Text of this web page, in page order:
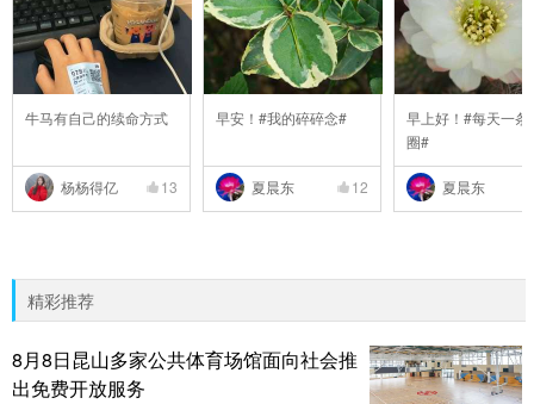
牛马有自己的续命方式
杨杨得亿 13
早安！#我的碎碎念#
夏晨东 12
早上好！#每天一条
圈#
夏晨东
精彩推荐
8月8日昆山多家公共体育场馆面向社会推
出免费开放服务